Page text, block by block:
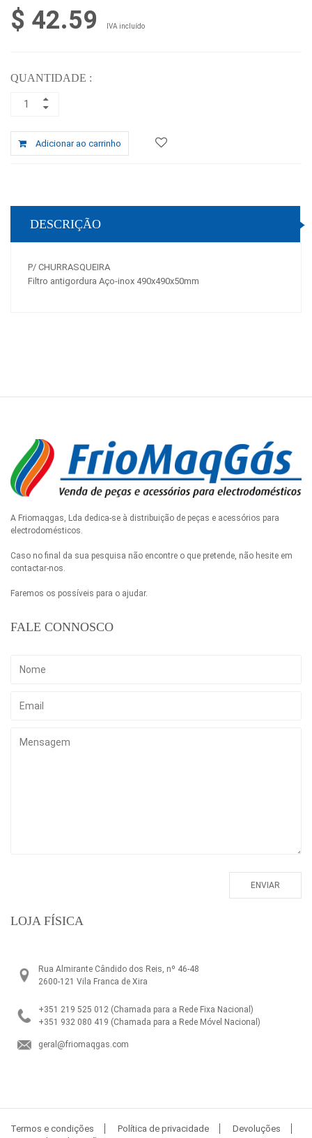
$ 42.59 IVA incluído
QUANTIDADE :
Adicionar ao carrinho
DESCRIÇÃO
P/ CHURRASQUEIRA
Filtro antigordura Aço-inox 490x490x50mm
A Friomaqgas, Lda dedica-se à distribuição de peças e acessórios para
electrodomésticos.
Caso no final da sua pesquisa não encontre o que pretende, não hesite em
contactar-nos.
Faremos os possíveis para o ajudar.
FALE CONNOSCO
LOJA FÍSICA
Rua Almirante Cândido dos Reis, nº 46-48
2600-121 Vila Franca de Xira
+351 219 525 012 (Chamada para a Rede Fixa Nacional)
+351 932 080 419 (Chamada para a Rede Móvel Nacional)
geral@friomaqgas.com
Termos e condições Política de privacidade
Devoluções